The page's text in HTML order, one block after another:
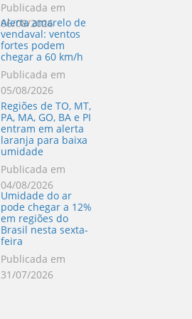
Publicada em
06/08/2026
Alerta amarelo de
vendaval: ventos
fortes podem
chegar a 60 km/h
Publicada em
05/08/2026
Regiões de TO, MT,
PA, MA, GO, BA e PI
entram em alerta
laranja para baixa
umidade
Publicada em
04/08/2026
Umidade do ar
pode chegar a 12%
em regiões do
Brasil nesta sexta-
feira
Publicada em
31/07/2026